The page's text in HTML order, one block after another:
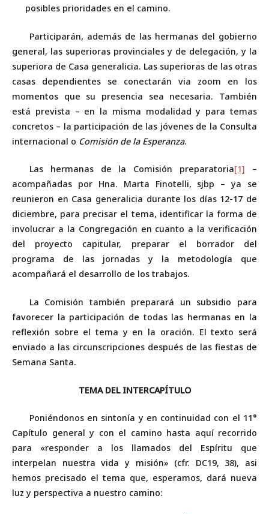
posibles prioridades en el camino.
Participarán, además de las hermanas del gobierno
general, las superioras provinciales y de delegación, y la
superiora de Casa generalicia. Las superioras de las otras
casas dependientes se conectarán via zoom en los
momentos que su presencia sea necesaria. También
está prevista – en la misma modalidad y para temas
concretos – la participación de las jóvenes de la Consulta
internacional o Comisión de la Esperanza.
Las hermanas de la Comisión preparatoria[1] –
acompañadas por Hna. Marta Finotelli, sjbp – ya se
reunieron en Casa generalicia durante los días 12-17 de
diciembre, para precisar el tema, identificar la forma de
involucrar a la Congregación en cuanto a la verificación
del proyecto capitular, preparar el borrador del
programa de las jornadas y la metodología que
acompañará el desarrollo de los trabajos.
La Comisión también preparará un subsidio para
favorecer la participación de todas las hermanas en la
reflexión sobre el tema y en la oración. El texto será
enviado a las circunscripciones después de las fiestas de
Semana Santa.
TEMA DEL INTERCAPÍTULO
Poniéndonos en sintonía y en continuidad con el 11°
Capítulo general y con el camino hasta aquí recorrido
para «responder a los llamados del Espíritu que
interpelan nuestra vida y misión» (cfr. DC19, 38), asi
hemos precisado el tema que, esperamos, dará nueva
luz y perspectiva a nuestro camino: